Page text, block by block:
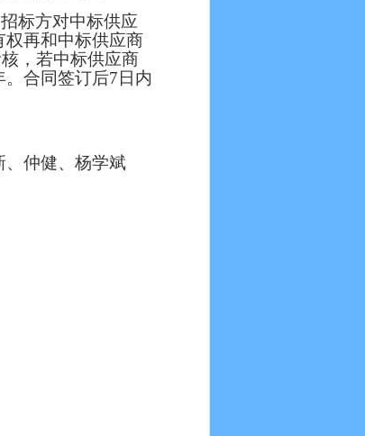
标方对中标供应
权再和中标供应商
，若中标供应商
合同签订后7日内
、仲健、杨学斌